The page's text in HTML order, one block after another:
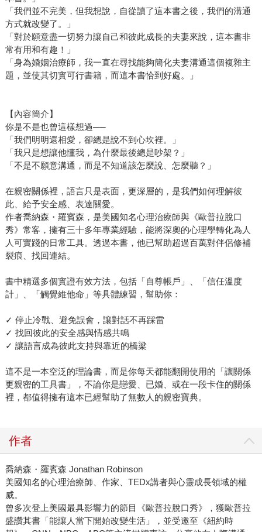
「我們並不完美，但我想說，自從讀了這本書之後，我們的溝通
方式就改變了。」
「對於願意盡一切努力讓自己和彼此成長的夫妻來說，這本書非
常有用和有趣！」
「身為婚姻治療師，我一直在尋找能夠簡化夫妻溝通這個複雜主
題，並使其切實可行書籍，而這本書恰到好處。」
【內容簡介】
你是不是也曾這樣想過──
「我們明明還相愛，卻總是說不到心坎裡。」
「我只是想讓他懂我，為什麼最後總是吵架？」
「不是不願意溝通，而是不知道該怎麼說、怎麼聽？」
在親密關係裡，語言只是表面，更深層的，是我們如何理解彼
此、給予安全感、表達關愛。
作者喬納森・羅賓森，是美國知名心理治療師與《歐普拉脫口
秀》常客，擁有三十多年專業經驗，能將深奧的心理學轉化為人
人可實踐的日常工具。透過本書，他已幫助超過百萬對伴侶修補
裂痕、找回連結。
書中精選多個實證有效方法，包括「自尊帳戶」、「信任溫度
計」、「觸覺維他命」等具體練習，幫助你：
✓ 停止冷戰、避免誤會，讓對話不再踩雷
✓ 找回彼此的安全感與情感共鳴
✓ 讓語言成為彼此支持與靠近的橋梁
這不是一本空泛的理論書，而是你每天都能翻開使用的「讓關係
更親密的工具書」，不論你是戀愛、已婚、或在一段卡住的關係
裡，都值得擁有這本已經幫助了無數人的親密寶典。
作者
喬納森・羅賓森 Jonathan Robinson
美國知名的心理治療師、作家、TEDx講者與心靈成長領域的權
威。
曾多次登上美國最具影響力的節目《歐普拉脫口秀》，獲歐普拉
盛讚其書「能讓人當下開始改變生活」，並受邀至《紐約時